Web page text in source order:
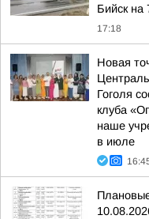
Бийск на
17:18
Новая
Гоголя
клуба
наше
в июле